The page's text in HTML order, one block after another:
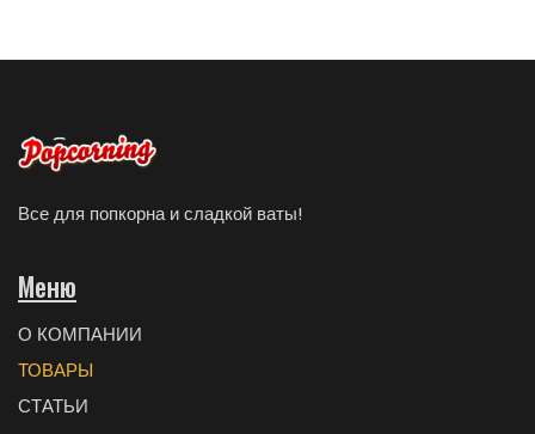
Все для попкорна и сладкой ваты!
Меню
О КОМПАНИИ
ТОВАРЫ
СТАТЬИ